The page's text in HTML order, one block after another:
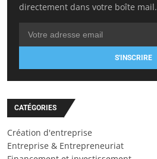
directement dans votre boîte mail.
S'INSCRIRE
CATÉGORIES
Création d'entreprise
Entreprise & Entrepreneuriat